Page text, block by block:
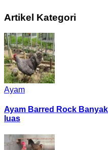
Artikel Kategori
Ayam
Ayam Barred Rock
luas